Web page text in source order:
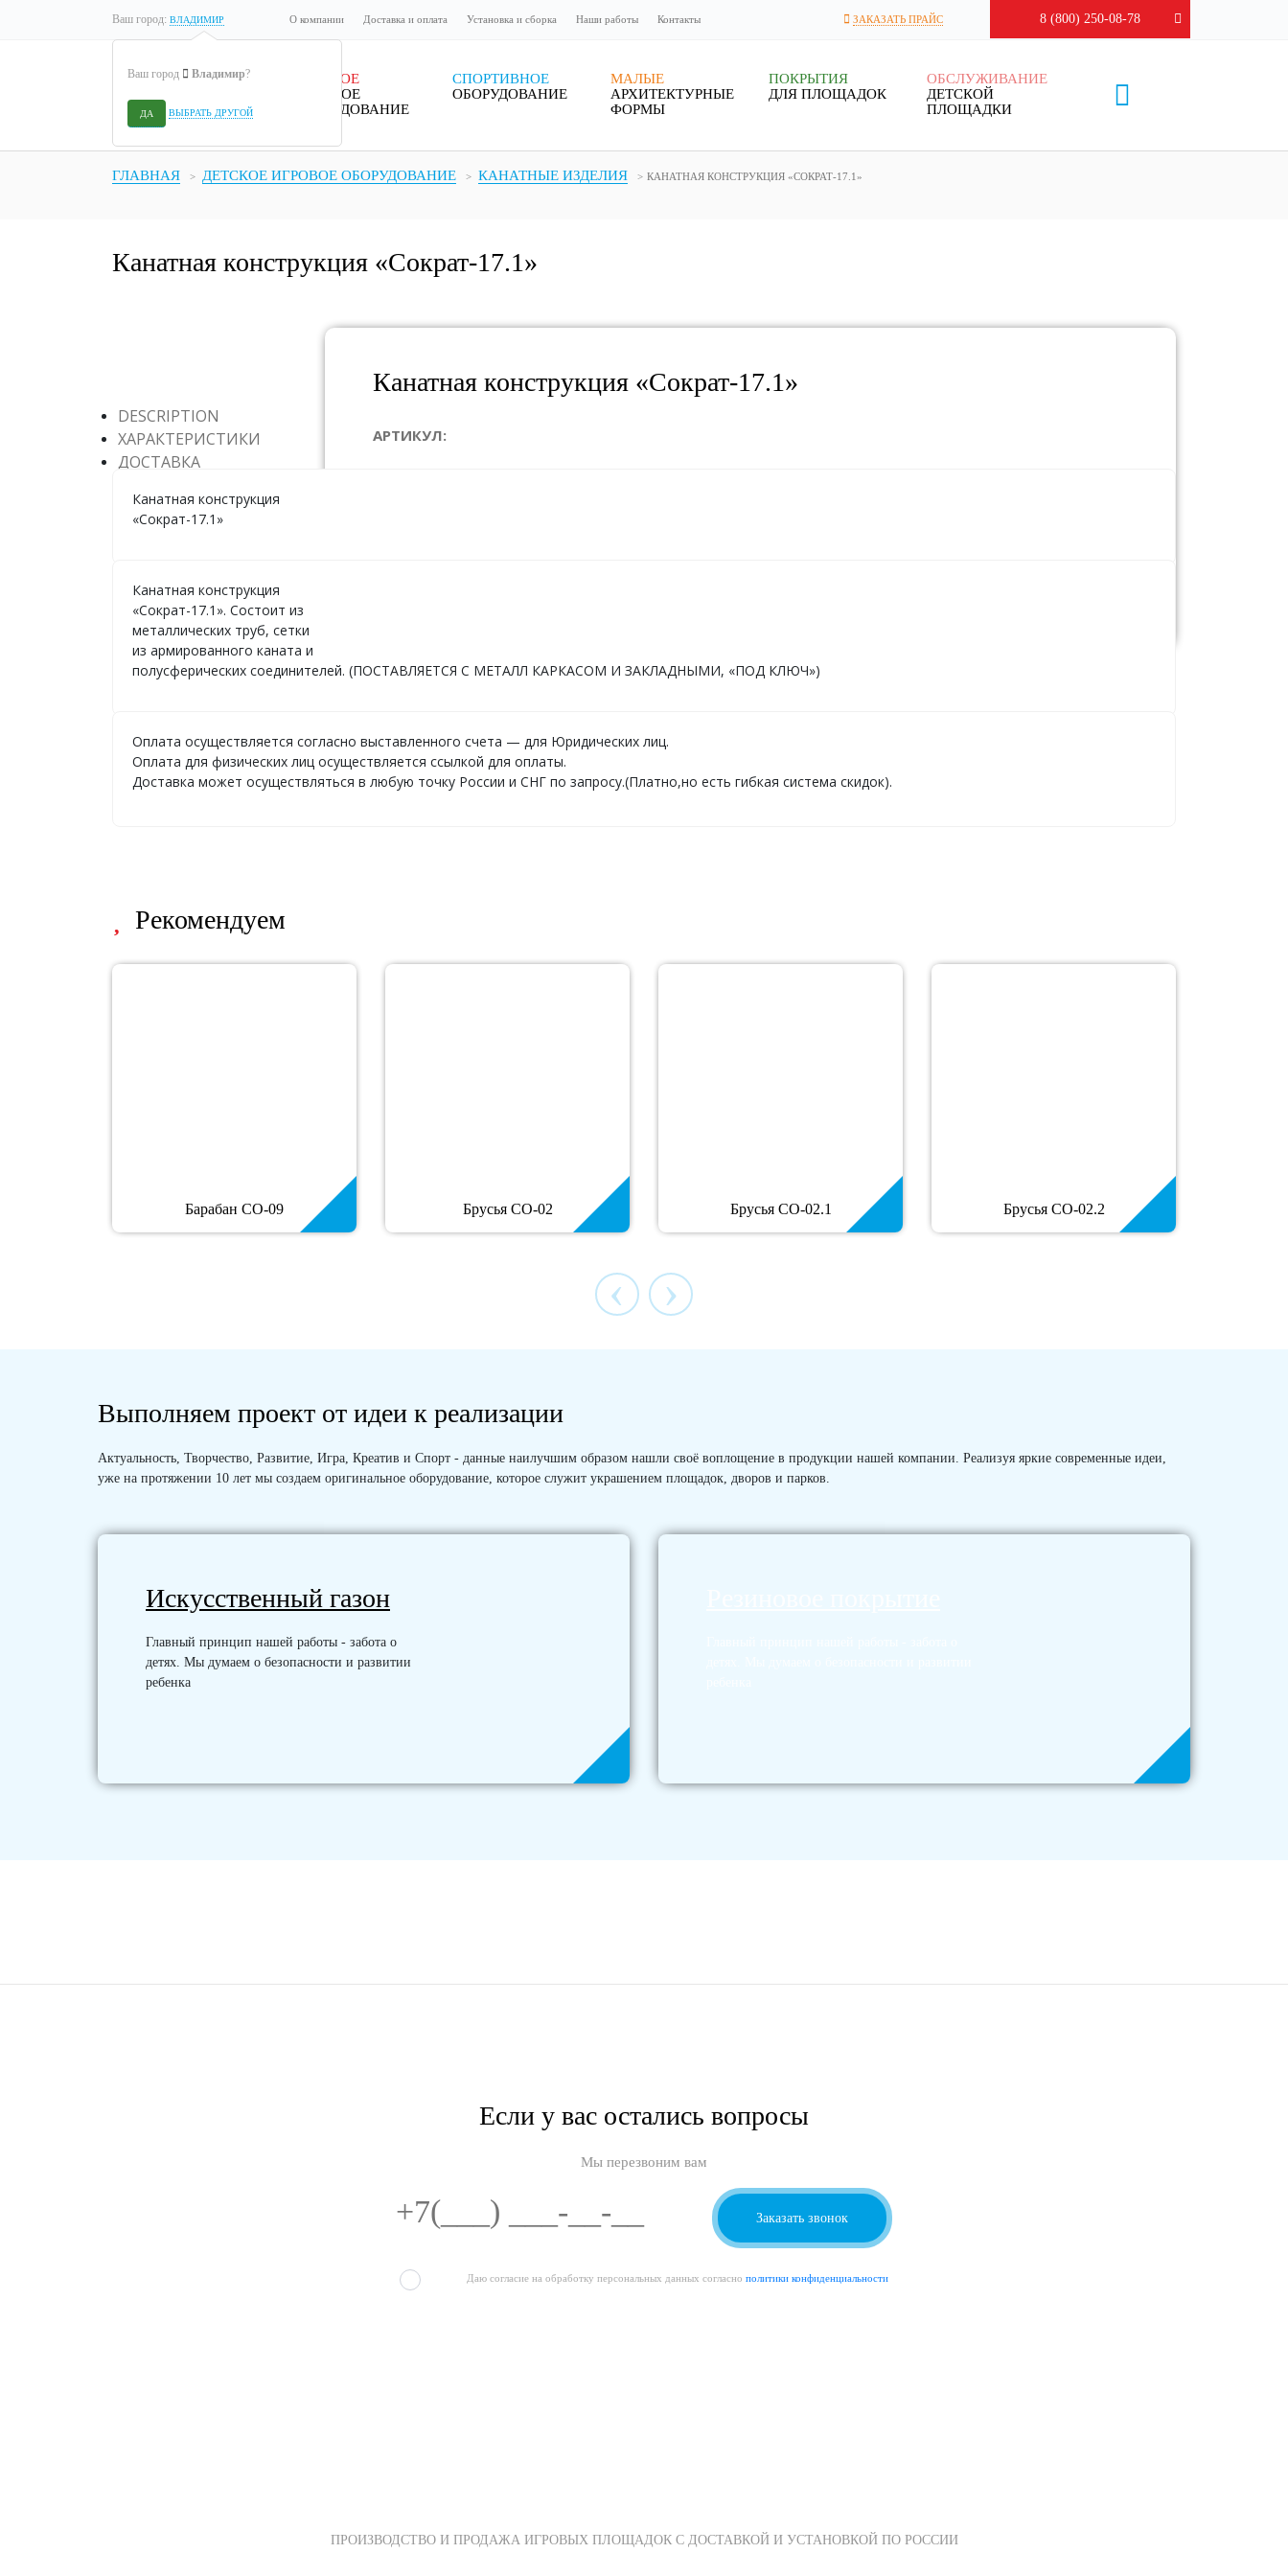
Ваш город: ВЛАДИМИР
Ваш город Владимир?
ДА ВЫБРАТЬ ДРУГОЙ
О компании Доставка и оплата Установка и сборка Наши работы Контакты ЗАКАЗАТЬ ПРАЙС 8 (800) 250-08-78
ДЕТСКОЕ
ИГРОВОЕ
ОБОРУДОВАНИЕ
СПОРТИВНОЕ
ОБОРУДОВАНИЕ
МАЛЫЕ
АРХИТЕКТУРНЫЕ
ФОРМЫ
ПОКРЫТИЯ
ДЛЯ ПЛОЩАДОК
ОБСЛУЖИВАНИЕ
ДЕТСКОЙ
ПЛОЩАДКИ
ГЛАВНАЯ ДЕТСКОЕ ИГРОВОЕ ОБОРУДОВАНИЕ КАНАТНЫЕ ИЗДЕЛИЯ КАНАТНАЯ КОНСТРУКЦИЯ «СОКРАТ-17.1»
Канатная конструкция «Сократ-17.1»
Канатная конструкция «Сократ-17.1»
АРТИКУЛ:
DESCRIPTION
ХАРАКТЕРИСТИКИ
ДОСТАВКА
Канатная конструкция
«Сократ-17.1»
Канатная конструкция
«Сократ-17.1». Состоит из
металлических труб, сетки
из армированного каната и
полусферических соединителей. (ПОСТАВЛЯЕТСЯ С МЕТАЛЛ КАРКАСОМ И ЗАКЛАДНЫМИ, «ПОД КЛЮЧ»)
Оплата осуществляется согласно выставленного счета — для Юридических лиц.
Оплата для физических лиц осуществляется ссылкой для оплаты.
Доставка может осуществляться в любую точку России и СНГ по запросу.(Платно,но есть гибкая система скидок).
Рекомендуем
Барабан СО-09 Брусья СО-02 Брусья СО-02.1 Брусья СО-02.2
‹ ›
Выполняем проект от идеи к реализации
Актуальность, Творчество, Развитие, Игра, Креатив и Спорт - данные наилучшим образом нашли своё воплощение в продукции нашей компании. Реализуя яркие современные идеи,
уже на протяжении 10 лет мы создаем оригинальное оборудование, которое служит украшением площадок, дворов и парков.
Искусственный газон
Главный принцип нашей работы - забота о
детях. Мы думаем о безопасности и развитии
ребенка
Если у вас остались вопросы
Мы перезвоним вам
Даю согласие на обработку персональных данных согласно политики конфиденциальности
ПРОИЗВОДСТВО И ПРОДАЖА ИГРОВЫХ ПЛОЩАДОК С ДОСТАВКОЙ И УСТАНОВКОЙ ПО РОССИИ